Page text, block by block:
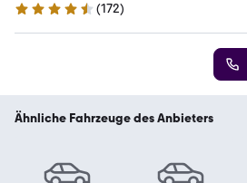
4.5 Sterne
(172)
Ähnliche Fahrzeuge des Anbieters